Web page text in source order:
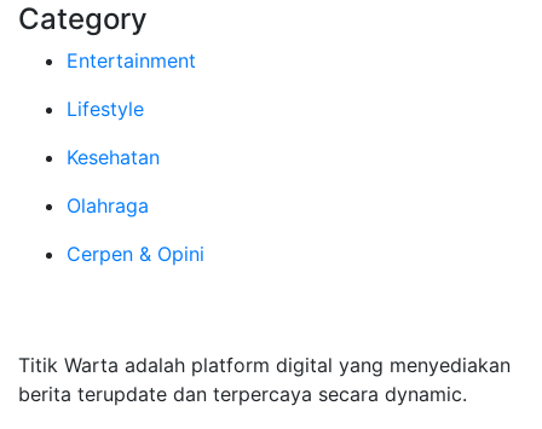
Category
Entertainment
Lifestyle
Kesehatan
Olahraga
Cerpen & Opini
Titik Warta adalah platform digital yang menyediakan
berita terupdate dan terpercaya secara dynamic.